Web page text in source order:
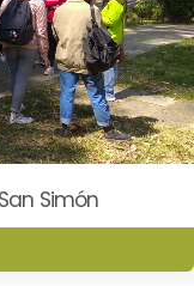
Simón